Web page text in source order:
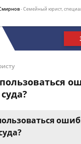
- Семейный юрист,